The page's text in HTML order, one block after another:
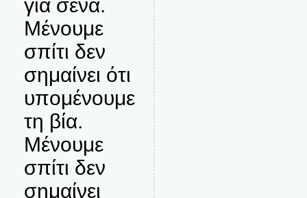
για σένα.
Μένουμε
σπίτι δεν
σημαίνει ότι
υπομένουμε
τη βία.
Μένουμε
σπίτι δεν
σημαίνει